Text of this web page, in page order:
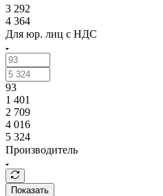
3 292
4 364
Для юр. лиц c НДС
93
1 401
2 709
4 016
5 324
Производитель
Показать